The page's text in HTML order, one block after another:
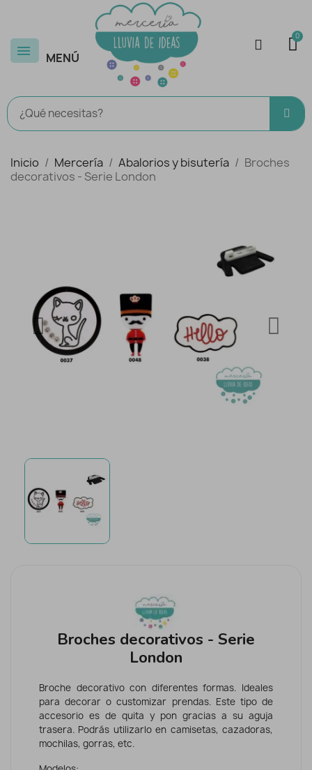
MENÚ
Inicio Mercería Abalorios y bisutería
Broches
decorativos - Serie London
Broches decorativos - Serie
London
Broche decorativo con diferentes formas. Ideales
para decorar o customizar prendas. Este tipo de
accesorio es de quita y pon gracias a su aguja
trasera. Podrás utilizarlo en camisetas, cazadoras,
mochilas, gorras, etc.